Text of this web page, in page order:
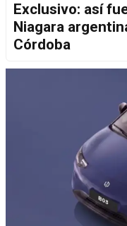
Exclusivo: así
Niagara
Córdoba